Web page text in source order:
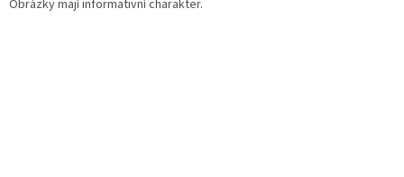
Obrázky mají informativní charakter.